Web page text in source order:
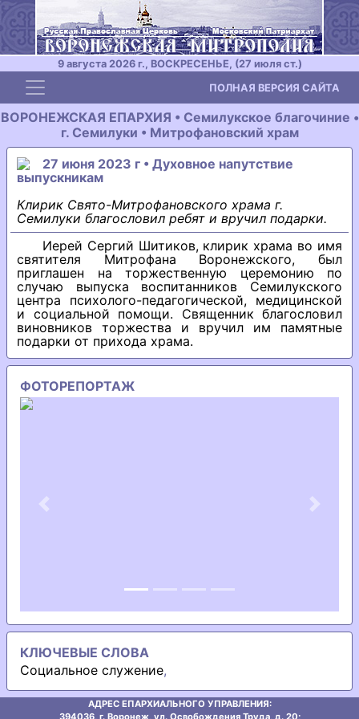
9 августа 2026 г., ВОСКРЕСЕНЬЕ, (27 июля ст.)
Toggle navigation ПОЛНАЯ ВЕРСИЯ САЙТА
ВОРОНЕЖСКАЯ ЕПАРХИЯ • Семилукское благочиние •
г. Семилуки • Митрофановский храм
27 июня 2023 г • Духовное напутствие
выпускникам
Клирик Свято-Митрофановского храма г.
Семилуки благословил ребят и вручил подарки.
Иерей Сергий Шитиков, клирик храма во имя
святителя Митрофана Воронежского, был
приглашен на торжественную церемонию по
случаю выпуска воспитанников Семилукского
центра психолого-педагогической, медицинской
и социальной помощи. Священник благословил
виновников торжества и вручил им памятные
подарки от прихода храма.
ФОТОРЕПОРТАЖ
Previous Next
КЛЮЧЕВЫЕ СЛОВА
Социальное служение,
АДРЕС ЕПАРХИАЛЬНОГО УПРАВЛЕНИЯ:
394036, г. Воронеж, ул. Освобождения Труда, д. 20;